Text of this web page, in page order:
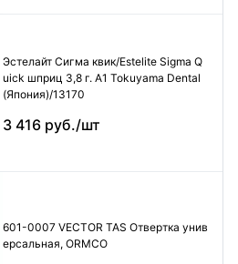
Эстелайт Сигма квик/Estelite Sigma Q
uick шприц 3,8 г. А1 Tokuyama Dental
(Япония)/13170
3 416 руб./шт
601-0007 VECTOR TAS Отвертка унив
ерсальная, ORMCO